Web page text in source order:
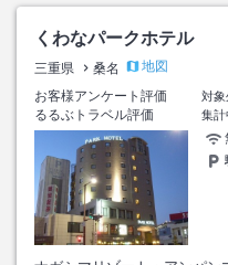
くわなパークホテル
三重県 桑名
地図
お客様アンケート評価
対
るるぶトラベル評価
集計